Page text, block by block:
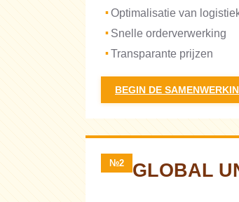
Optimalisatie van
Snelle orderverwerking
Transparante prijzen
BEGIN DE
№2 GLOBAL